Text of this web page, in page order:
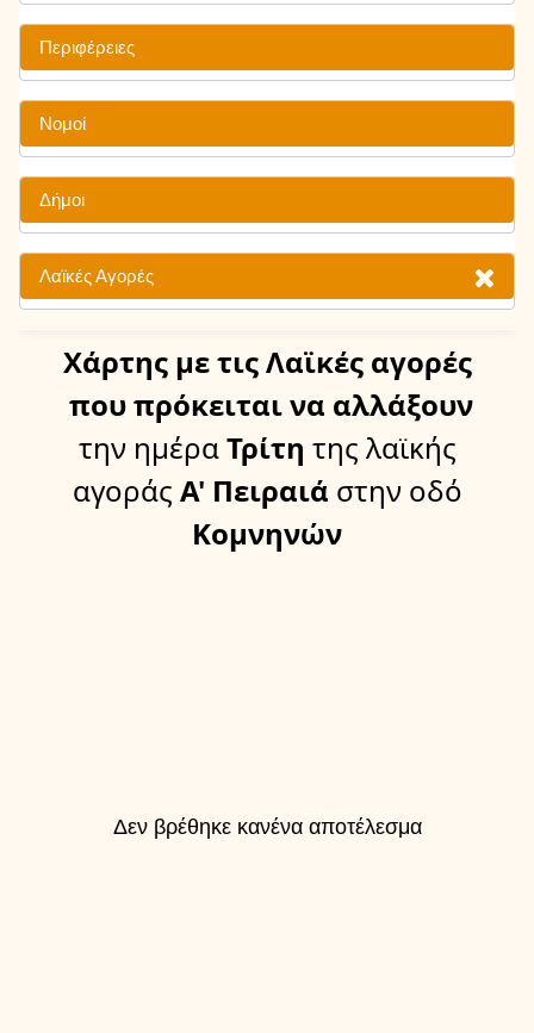
Περιφέρειες
Νομοί
Δήμοι
Λαϊκές Αγορές
Χάρτης με τις Λαϊκές αγορές
που πρόκειται να αλλάξουν
την ημέραΤρίτη της λαϊκής
αγοράς Α' Πειραιά στην οδό
Κομνηνών
Δεν βρέθηκε κανένα αποτέλεσμα